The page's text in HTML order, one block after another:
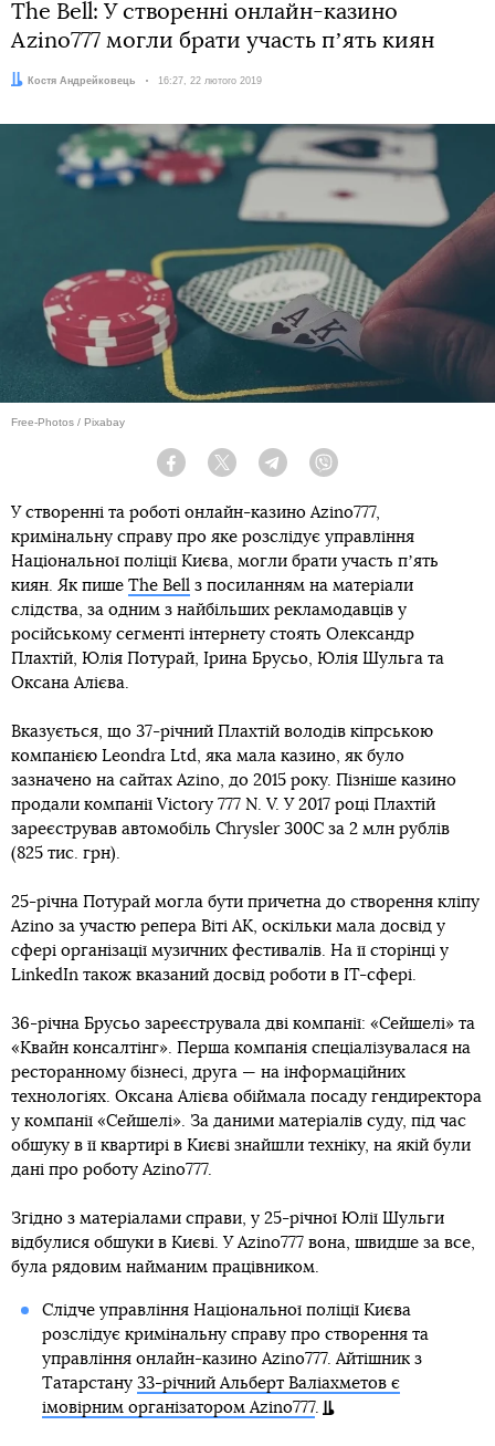
The Bell: У створенні онлайн-казино
Azino777 могли брати участь пʼять киян
Автор:Костя Андрейковець Дата:
16:27, 22 лютого 2019
Free-Photos / Pixabay
Facebook Twitter Telegram
У створенні та роботі онлайн-казино Azino777,
кримінальну справу про яке розслідує управління
Національної поліції Києва, могли брати участь пʼять
киян. Як пише The Bell з посиланням на матеріали
слідства, за одним з найбільших рекламодавців у
російському сегменті інтернету стоять Олександр
Плахтій, Юлія Потурай, Ірина Брусьо, Юлія Шульга та
Оксана Алієва.
Вказується, що 37-річний Плахтій володів кіпрською
компанією Leondra Ltd, яка мала казино, як було
зазначено на сайтах Azino, до 2015 року. Пізніше казино
продали компанії Victory 777 N. V. У 2017 році Плахтій
зареєстрував автомобіль Chrysler 300С за 2 млн рублів
(825 тис. грн).
25-річна Потурай могла бути причетна до створення кліпу
Azino за участю репера Віті АК, оскільки мала досвід у
сфері організації музичних фестивалів. На її сторінці у
LinkedIn також вказаний досвід роботи в IT-сфері.
36-річна Брусьо зареєструвала дві компанії: «Сейшелі» та
«Квайн консалтінг». Перша компанія спеціалізувалася на
ресторанному бізнесі, друга — на інформаційних
технологіях. Оксана Алієва обіймала посаду гендиректора
у компанії «Сейшелі». За даними матеріалів суду, під час
обшуку в її квартирі в Києві знайшли техніку, на якій були
дані про роботу Azino777.
Згідно з матеріалами справи, у 25-річної Юлії Шульги
відбулися обшуки в Києві. У Azino777 вона, швидше за все,
була рядовим найманим працівником.
Слідче управління Національної поліції Києва
розслідує кримінальну справу про створення та
управління онлайн-казино Azino777. Айтішник з
Татарстану 33-річний Альберт Валіахметов є
імовірним організатором Azino777.